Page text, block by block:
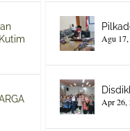
Agu 17,
Apr 26,